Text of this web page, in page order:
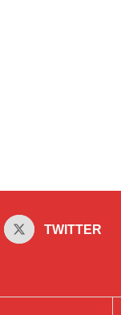
TWITTER